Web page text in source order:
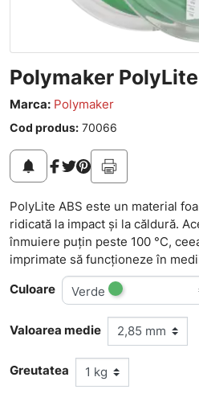
Polymaker
Marca: Polymaker
Cod produs: 70066
notifications
PolyLite ABS este un material
ridicată la impact și la căldură.
înmuiere puțin peste 100 °C,
imprimate să funcționeze în
Culoare
Verde
Valoarea medie
Greutatea